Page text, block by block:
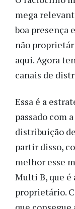
mega
boa presença
não
aqui. Agora
canais de
Essa é a
passado com
distribuição
partir disso,
melhor esse
Multi B, que é
proprietário.